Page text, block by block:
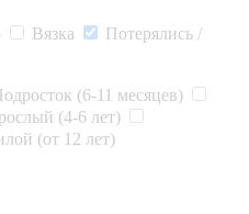
Вязка
Потерялись /
(6-11 месяцев)
(4-6 лет)
(от 12 лет)